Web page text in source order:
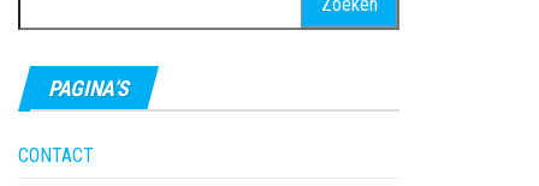
naar:
PAGINA’S
CONTACT